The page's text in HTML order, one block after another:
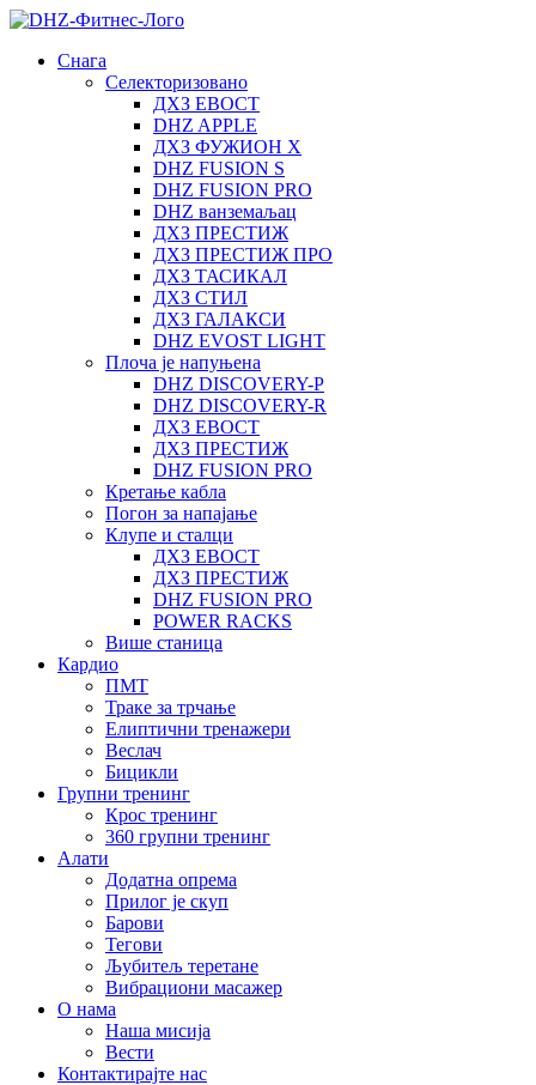
Снага
Селекторизовано
ДХЗ ЕВОСТ
DHZ APPLE
ДХЗ ФУЖИОН Х
DHZ FUSION S
DHZ FUSION PRO
DHZ ванземаљац
ДХЗ ПРЕСТИЖ
ДХЗ ПРЕСТИЖ ПРО
ДХЗ ТАСИКАЛ
ДХЗ СТИЛ
ДХЗ ГАЛАКСИ
DHZ EVOST LIGHT
Плоча је напуњена
DHZ DISCOVERY-P
DHZ DISCOVERY-R
ДХЗ ЕВОСТ
ДХЗ ПРЕСТИЖ
DHZ FUSION PRO
Кретање кабла
Погон за напајање
Клупе и сталци
ДХЗ ЕВОСТ
ДХЗ ПРЕСТИЖ
DHZ FUSION PRO
POWER RACKS
Више станица
Кардио
ПМТ
Траке за трчање
Елиптични тренажери
Веслач
Бицикли
Групни тренинг
Крос тренинг
360 групни тренинг
Алати
Додатна опрема
Прилог је скуп
Барови
Тегови
Љубитељ теретане
Вибрациони масажер
О нама
Наша мисија
Вести
Контактирајте нас